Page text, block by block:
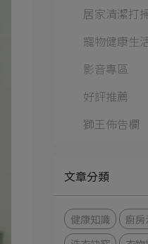
居家清潔打
寵物健康生
影音專區
好評推薦
獅王佈告欄
文章分類
健康知識
廚